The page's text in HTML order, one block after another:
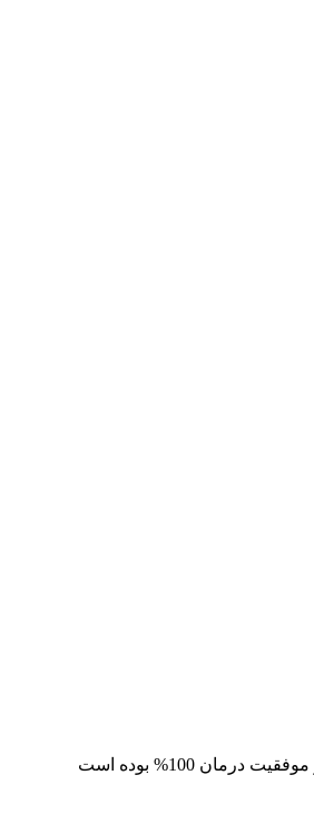
100% بوده است